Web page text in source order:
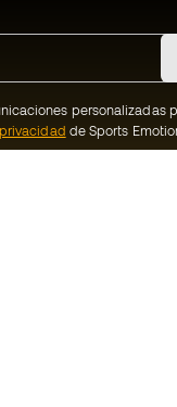
personalizadas
de Sports